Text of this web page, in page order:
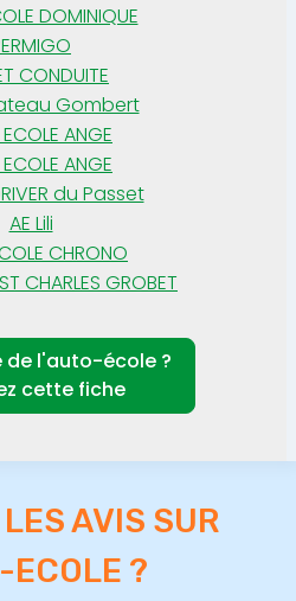
DOMINIQUE
CONDUITE
Gombert
ANGE
ANGE
du Passet
AE Lili
CHRONO
CHARLES GROBET
de l'auto-école ?
cette fiche
AVIS SUR
ECOLE ?